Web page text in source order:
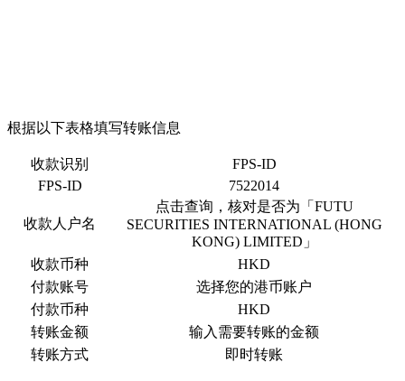
根据以下表格填写转账信息
收款识别
FPS-ID
FPS-ID
7522014
收款人户名
点击查询，核对是否为「FUTU
SECURITIES INTERNATIONAL (HONG
KONG) LIMITED」
收款币种
HKD
付款账号
选择您的港币账户
付款币种
HKD
转账金额
输入需要转账的金额
转账方式
即时转账